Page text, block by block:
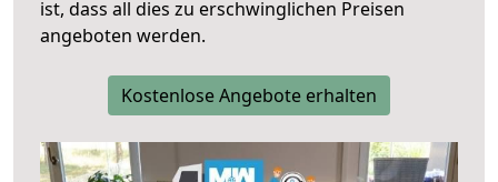
ist, dass all dies zu erschwinglichen Preisen
angeboten werden.
Kostenlose Angebote erhalten